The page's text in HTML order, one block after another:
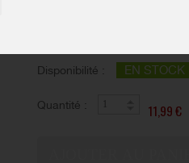
Disponibilité :
EN STOCK
Quantité : 11,99 €